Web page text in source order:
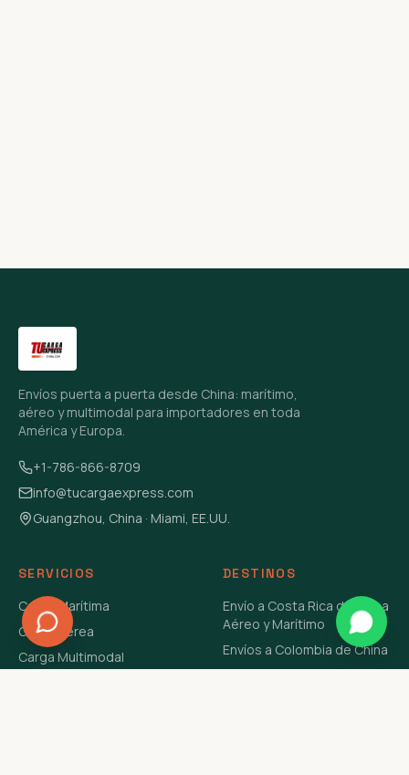
Envíos puerta a puerta desde China: marítimo,
aéreo y multimodal para importadores en toda
América y Europa.
+1-786-866-8709
info@tucargaexpress.com
Guangzhou, China · Miami, EE.UU.
SERVICIOS
Carga Marítima
Carga Aérea
Carga Multimodal
DESTINOS
Envío a Costa Rica de China
Aéreo y Marítimo
Envíos a Colombia de China